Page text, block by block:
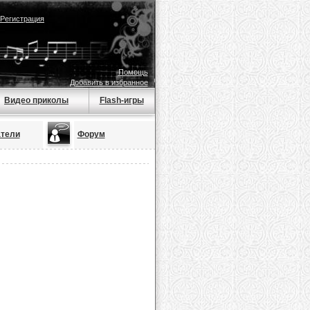
Регистрация
Помощь
Добавить в избранное
Видео приколы Flash-игры
Форум